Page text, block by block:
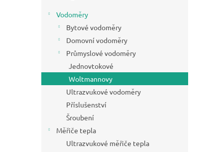
a
n
Vodoměry
Bytové vodoměry
Domovní vodoměry
Průmyslové vodoměry
Jednovtokové
Woltmannovy
Ultrazvukové vodoměry
Příslušenství
Šroubení
Měřiče tepla
Ultrazvukové měřiče tepla